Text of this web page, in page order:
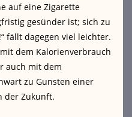
auf eine Zigarette
gesünder ist; sich zu
fällt dagegen viel leichter.
dem Kalorienverbrauch
auch mit dem
zu Gunsten einer
der Zukunft.